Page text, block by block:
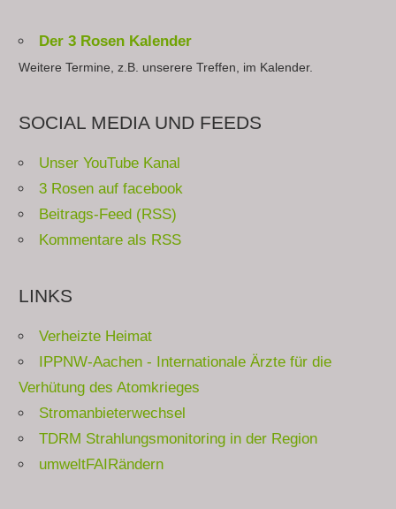
Der 3 Rosen Kalender
Weitere Termine, z.B. unserere Treffen, im Kalender.
SOCIAL MEDIA UND FEEDS
Unser YouTube Kanal
3 Rosen auf facebook
Beitrags-Feed (RSS)
Kommentare als RSS
LINKS
Verheizte Heimat
IPPNW-Aachen - Internationale Ärzte für die
Verhütung des Atomkrieges
Stromanbieterwechsel
TDRM Strahlungsmonitoring in der Region
umweltFAIRändern